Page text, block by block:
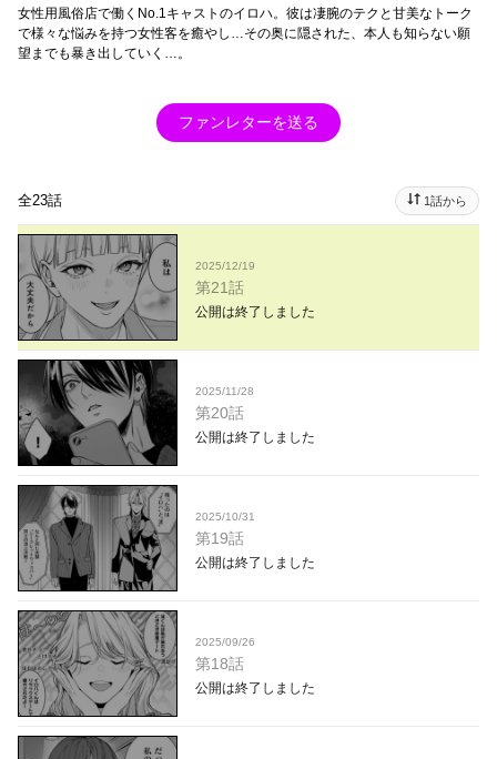
女性用風俗店で働くNo.1キャストのイロハ。彼は凄腕のテクと甘美なトーク
で様々な悩みを持つ女性客を癒やし…その奥に隠された、本人も知らない願
望までも暴き出していく…。
ファンレターを送る
全23話 1話から
2025/12/19
第21話
公開は終了しました
2025/11/28
第20話
公開は終了しました
2025/10/31
第19話
公開は終了しました
2025/09/26
第18話
公開は終了しました